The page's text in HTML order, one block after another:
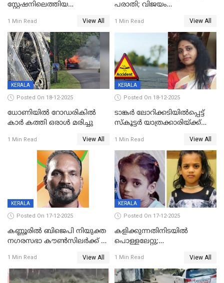
സ്റ്റേഷനിലെത്തിയ
കരണത്തടിച്ചു; CC ടിവി
ദൃശ്യങ്ങൾ പുറത്ത്
1 Min Read View All
പരാതി; വിജയം
വാർഡിലെ എൽഡിഎഫ്
സ്ഥാനാർത്ഥി
1 Min Read View All
KERALA
Posted On 18-12-2025
ധോണിയിൽ റോഡരികിൽ
കാർ കത്തി ഒരാൾ മരിച്ചു
1 Min Read View All
KERALA
Posted On 18-12-2025
ടാങ്കർ ലോറിക്കടിയിൽപ്പെട്ട്
സ്കൂട്ടർ യാത്രക്കാരിയ്ക്ക്
കണ്ടോത്ത് ദേശീയ പാതയിൽ
1 Min Read View All
KERALA
Posted On 17-12-2025
കണ്ണൂരിൽ ബിജെപി നിയുക്ത
നഗരസഭാ കൗൺസിലർക്ക് 36
1 Min Read View All
KERALA
Posted On 17-12-2025
കളിക്കുന്നതിനിടയിൽ
പൊള്ളലേറ്റു;
ക്ലാസ് വിദ്യാർത്ഥിനി മരിച്ചു
1 Min Read View All